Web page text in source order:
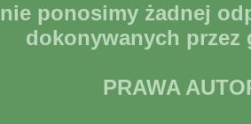
nie ponosimy żadnej
dokonywanych
PRAWA